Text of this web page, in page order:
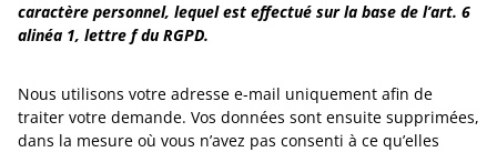
caractère personnel, lequel est effectué sur la base de l’art. 6
alinéa 1, lettre f du RGPD.
Nous utilisons votre adresse e-mail uniquement afin de
traiter votre demande. Vos données sont ensuite supprimées,
dans la mesure où vous n’avez pas consenti à ce qu’elles